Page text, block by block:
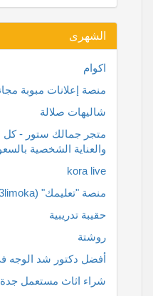
الشهرى
اكوام
منصة إعلانات مبوبة
شاليهات صلالة
متجر جمالك ستور - كل
والعناية الشخصية
kora live
منصة "تعليمك" (ta3limoka)
حقيبة تدريبية
روشتة
أفضل دكتور شد الوجه
شراء اثاث مستعمل جدة